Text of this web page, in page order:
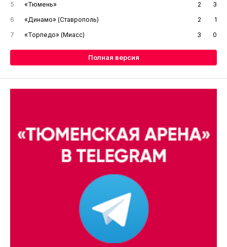
5
«Тюмень» 2
3
6
«Динамо» (Ставрополь) 2
1
7
«Торпедо» (Миасс) 3 0
Полная версия